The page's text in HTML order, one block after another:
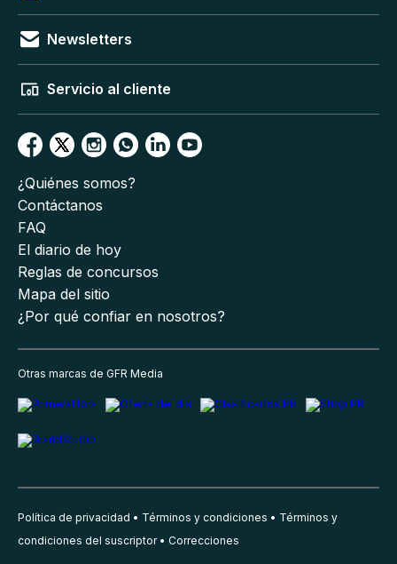
Newsletters
Servicio al cliente
¿Quiénes somos?
Contáctanos
FAQ
El diario de hoy
Reglas de concursos
Mapa del sitio
¿Por qué confiar en nosotros?
Otras marcas de GFR Media
Política de privacidad Términos y condiciones
Términos y
condiciones del suscriptor
Correcciones